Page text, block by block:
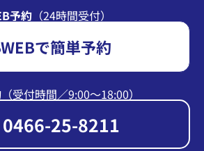
（受付時間∕9:00〜18:00）
0466-25-8211
予約 （24時間受付）
WEBで簡単予約